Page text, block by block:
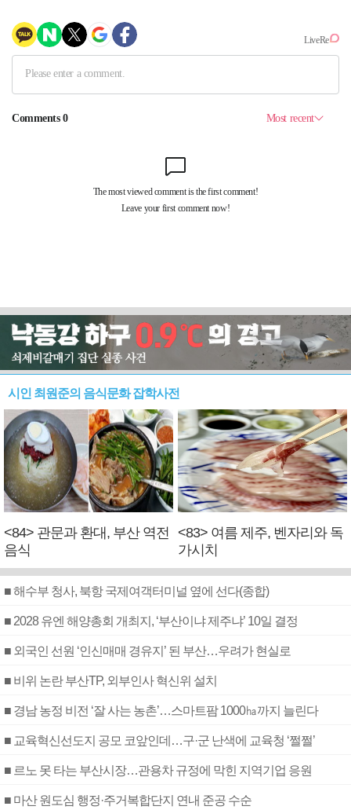
시인 최원준의 음식문화 잡학사전
<84> 관문과 환대, 부산 역전
음식
<83> 여름 제주, 벤자리와 독
가시치
■ 해수부 청사, 북항 국제여객터미널 옆에 선다(종합)
■ 2028 유엔 해양총회 개최지, ‘부산이냐 제주냐’ 10일 결정
■ 외국인 선원 ‘인신매매 경유지’ 된 부산…우려가 현실로
■ 비위 논란 부산TP, 외부인사 혁신위 설치
■ 경남 농정 비전 ‘잘 사는 농촌’…스마트팜 1000㏊까지 늘린다
■ 교육혁신선도지 공모 코앞인데…구·군 난색에 교육청 ‘쩔쩔’
■ 르노 못 타는 부산시장…관용차 규정에 막힌 지역기업 응원
■ 마산 원도심 행정·주거복합단지 연내 준공 수순